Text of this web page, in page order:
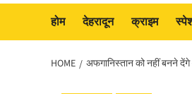
होम देहरादून क्राइम
HOME अफगानिस्तान को नहीं बनने